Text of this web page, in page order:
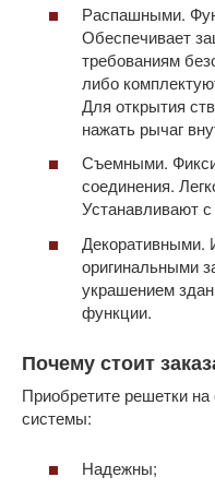
Распашными.
Обеспечивает
требованиям
либо
Для открытия
нажать рычаг
Съемными.
соединения.
Устанавливают
Декоративными.
оригинальными
украшением
функции.
Почему стоит
Приобретите решетки на
системы:
Надежны;